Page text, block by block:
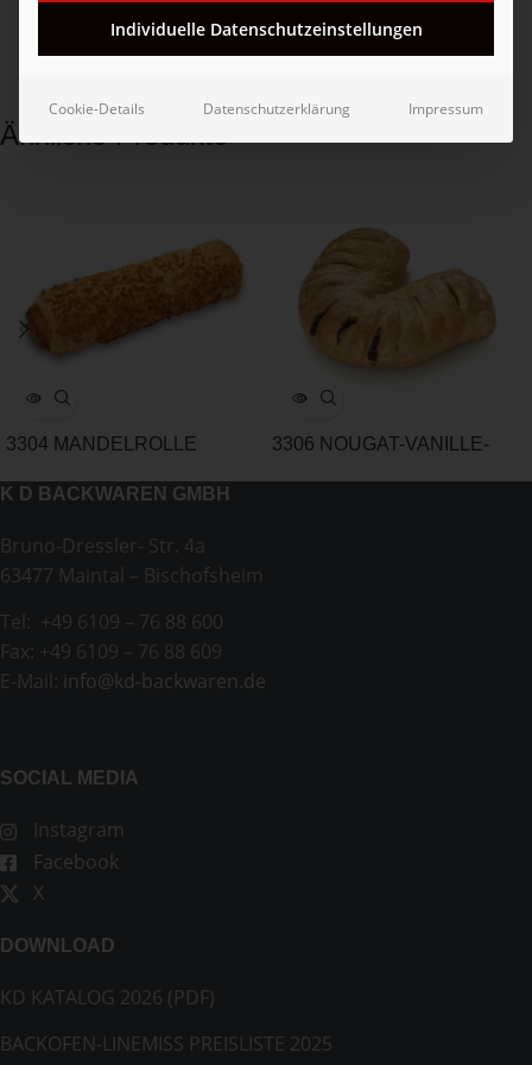
Ähnliche Produkte
3304 MANDELROLLE
3306 NOUGAT-VANILLE-
K D BACKWAREN GMBH
Bruno-Dressler- Str. 4a
63477 Maintal – Bischofsheim
Tel: +49 6109 – 76 88 600
Fax: +49 6109 – 76 88 609
E-Mail: info@kd-backwaren.de
SOCIAL MEDIA
Instagram
Facebook
X
DOWNLOAD
KD KATALOG 2026 (PDF)
BACKOFEN-LINEMISS PREISLISTE 2025
Individuelle Datenschutzeinstellungen
Cookie-Details Datenschutzerklärung Impressum